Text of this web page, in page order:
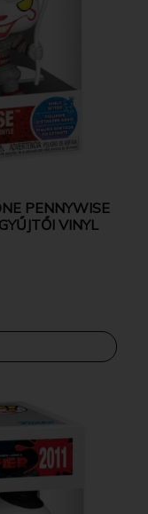
PENNYWISE
VINYL